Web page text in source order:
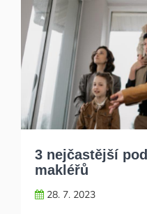
3 nejčastější
makléřů
28. 7. 2023